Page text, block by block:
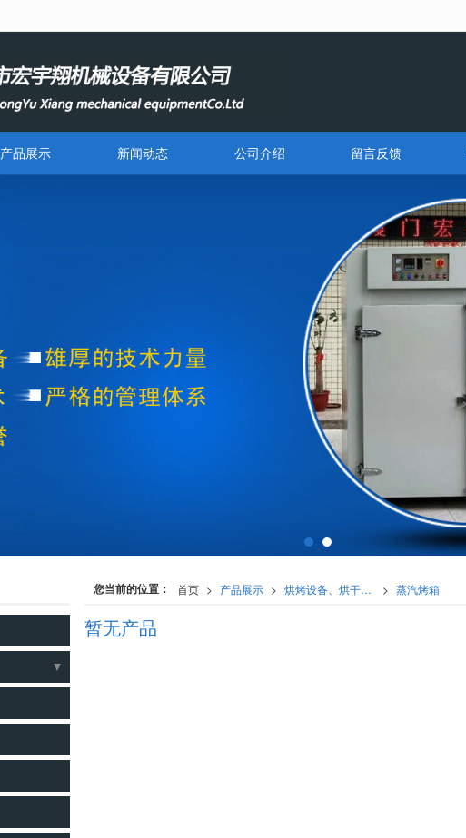
产品展示 新闻动态 公司介绍 留言反馈
您当前的位置： 首页 > 产品展示 > 烘烤设备、烘干设备 > 蒸汽烤箱
暂无产品